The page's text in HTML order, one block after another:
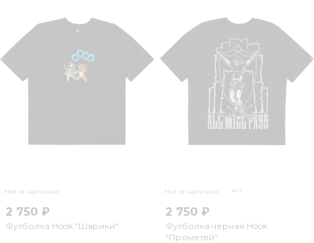
Нет в наличии
2 750 ₽
Футболка Hook "Шарики"
Нет в наличии
2 750 ₽
Футболка черная Hook
"Прометей"